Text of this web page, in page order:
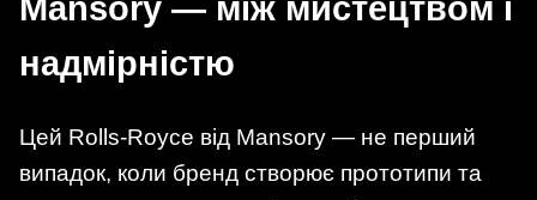
Mansory — між мистецтвом і
надмірністю
Цей Rolls-Royce від Mansory — не перший
випадок, коли бренд створює прототипи та